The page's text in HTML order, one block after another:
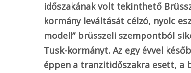
időszakának volt tekinthető
kormány leváltását célzó, nyolc
modell” brüsszeli szempontból
Tusk-kormányt. Az egy évvel
éppen a tranzitidőszakra esett, a